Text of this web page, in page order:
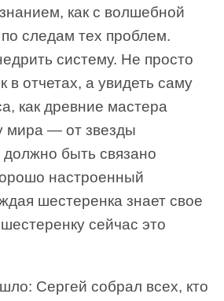
как с волшебной
следам тех проблем.
систему. Не просто
в отчетах, а увидеть саму
как древние мастера
мира — от звезды
быть связано
настроенный
шестеренка знает свое
сейчас это
Сергей собрал всех, кто